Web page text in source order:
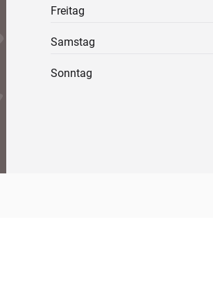
Freitag
Samstag
Sonntag